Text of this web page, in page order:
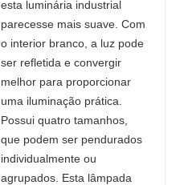
esta luminária industrial
parecesse mais suave. Com
o interior branco, a luz pode
ser refletida e convergir
melhor para proporcionar
uma iluminação prática.
Possui quatro tamanhos,
que podem ser pendurados
individualmente ou
agrupados. Esta lâmpada